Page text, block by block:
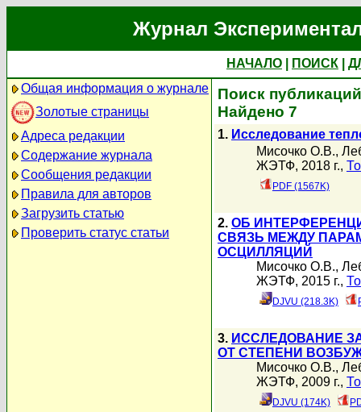
Журнал
НАЧАЛО ПОИСК
Общая информация о журнале
Золотые страницы
Адреса редакции
Содержание журнала
Сообщения редакции
Правила для авторов
Загрузить статью
Проверить статус статьи
Поиск
Найдено 7
1. Исследование
Мисочко О.В.,
ЖЭТФ, 2018 г.,
PDF (1567K)
2. ОБ
СВЯЗЬ МЕЖДУ
ОСЦИЛЛЯЦИЙ
Мисочко О.В.,
ЖЭТФ, 2015 г.,
DJVU (218.3K)
3. ИССЛЕДОВАНИЕ
ОТ СТЕПЕНИ
Мисочко О.В.,
ЖЭТФ, 2009 г.,
DJVU (174K)